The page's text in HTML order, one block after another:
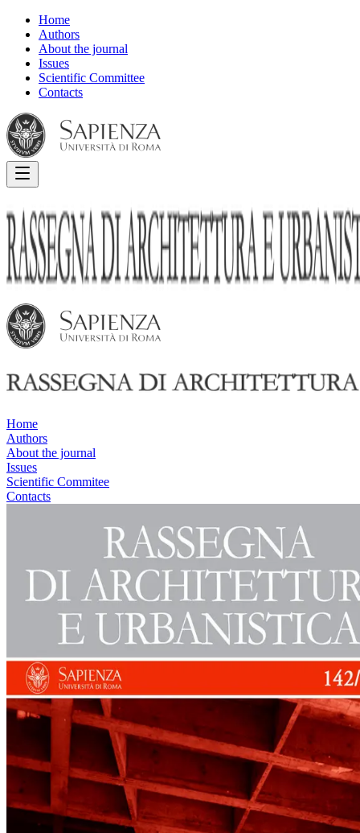
Home
Authors
About the journal
Issues
Scientific Committee
Contacts
Home
Authors
About the journal
Issues
Scientific Commitee
Contacts